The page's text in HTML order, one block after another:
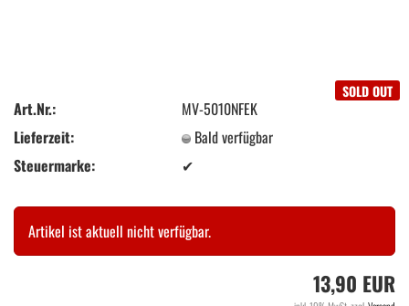
SOLD OUT
Art.Nr.:
MV-5010NFEK
Lieferzeit:
Bald verfügbar
Steuermarke:
✔
Artikel ist aktuell nicht verfügbar.
13,90 EUR